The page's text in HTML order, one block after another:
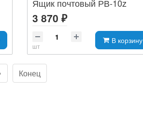
Ящик почтовый РВ-10z
3 870 ₽
шт
В корзину
Конец